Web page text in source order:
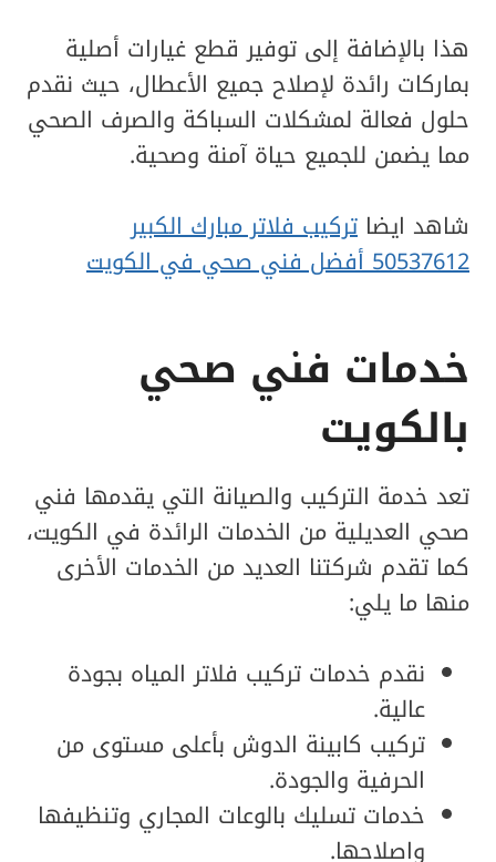
هذا بالإضافة إلى توفير قطع غيارات أصلية
بماركات رائدة لإصلاح جميع الأعطال، حيث نقدم
حلول فعالة لمشكلات السباكة والصرف الصحي
مما يضمن للجميع حياة آمنة وصحية.
شاهد ايضا تركيب فلاتر مبارك الكبير
50537612 أفضل فني صحي في الكويت
خدمات فني صحي
بالكويت
تعد خدمة التركيب والصيانة التي يقدمها فني
صحي العديلية من الخدمات الرائدة في الكويت،
كما تقدم شركتنا العديد من الخدمات الأخرى
منها ما يلي:
نقدم خدمات تركيب فلاتر المياه بجودة
عالية.
تركيب كابينة الدوش بأعلى مستوى من
الحرفية والجودة.
خدمات تسليك بالوعات المجاري وتنظيفها
واصلاحها.